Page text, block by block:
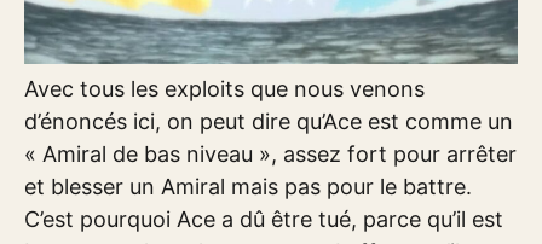
Avec tous les exploits que nous venons
d’énoncés ici, on peut dire qu’Ace est comme un
« Amiral de bas niveau », assez fort pour arrêter
et blesser un Amiral mais pas pour le battre.
C’est pourquoi Ace a dû être tué, parce qu’il est